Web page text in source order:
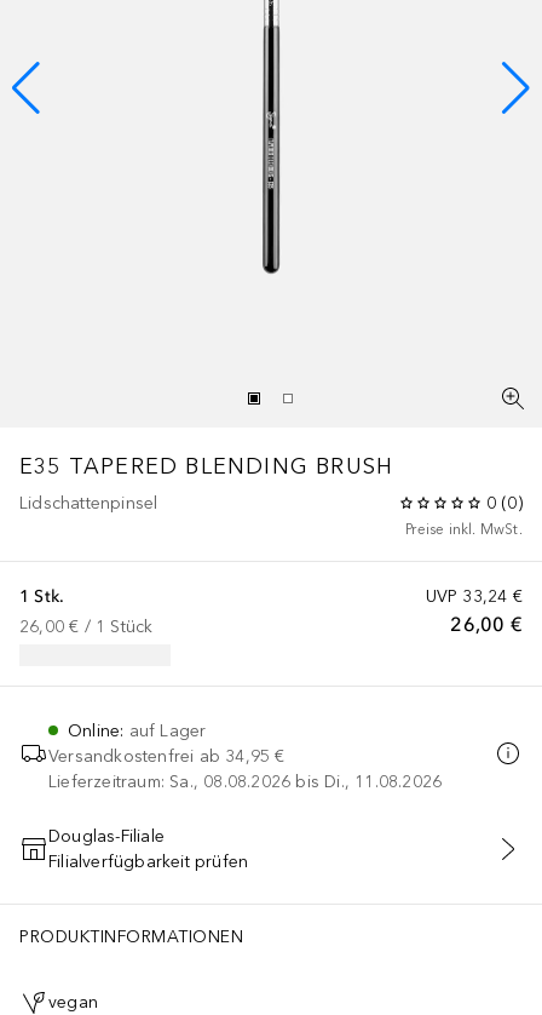
E35 TAPERED BLENDING BRUSH
Lidschattenpinsel 0 (0)
Preise inkl. MwSt.
UVP 33,24 €
26,00 €
1 Stk.
26,00 € / 1 Stück
Online: auf Lager
Versandkostenfrei ab 34,95 €
Lieferzeitraum: Sa., 08.08.2026 bis Di., 11.08.2026
IN DEN WARENKORB
Douglas-Filiale
Filialverfügbarkeit prüfen
PRODUKTINFORMATIONEN
vegan